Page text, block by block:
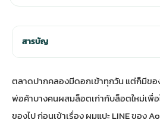
สารบัญ
ตลาดปากคลองมีดอกเข้าทุกวัน แต่ก็มีข
พ่อค้าบางคนผสมล็อตเก่ากับล็อตใหม่เพื่อ
ของไป ก่อนเข้าเรื่อง ผมแปะ LINE ของ